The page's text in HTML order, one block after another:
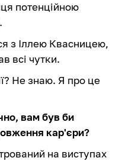
потенційною
з Іллею Квасницею,
всі чутки.
Не знаю. Я про це
вам був би
кар'єри?
на виступах